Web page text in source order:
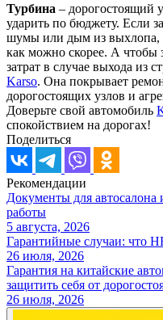
Турбина – дорогостоящий
ударить по бюджету. Если
шумы или дым из выхлопа,
как можно скорее. А чтобы
затрат в случае выхода из
Karso. Она покрывает
дорогостоящих узлов и
Доверьте свой автомобиль
спокойствием на дорогах!
Поделиться
Рекомендации
Документы для
работы
5 августа, 2026
Гарантийные случаи: что
26 июля, 2026
Гарантия на китайские
защитить себя от
26 июля, 2026